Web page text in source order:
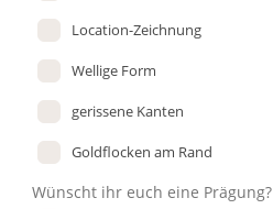
Location-Zeichnung
Wellige Form
gerissene Kanten
Goldflocken am Rand
Wünscht ihr euch eine Prägung?